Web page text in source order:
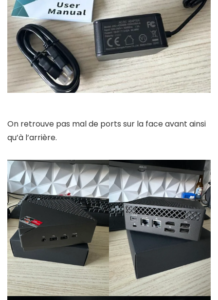
On retrouve pas mal de ports sur la face avant ainsi
qu’à l’arrière.